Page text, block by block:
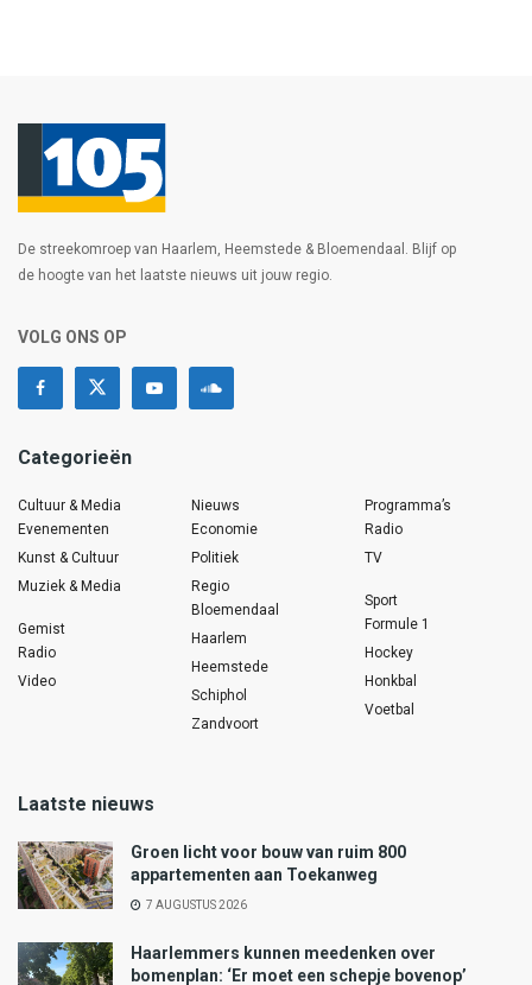
De streekomroep van Haarlem, Heemstede & Bloemendaal. Blijf op
de hoogte van het laatste nieuws uit jouw regio.
VOLG ONS OP
Categorieën
Cultuur & Media
Evenementen
Kunst & Cultuur
Muziek & Media
Gemist
Radio
Video
Nieuws
Economie
Politiek
Regio
Bloemendaal
Haarlem
Heemstede
Schiphol
Zandvoort
Programma’s
Radio
TV
Sport
Formule 1
Hockey
Honkbal
Voetbal
Laatste nieuws
Groen licht voor bouw van ruim 800
appartementen aan Toekanweg
7 AUGUSTUS 2026
Haarlemmers kunnen meedenken over
bomenplan: ‘Er moet een schepje bovenop’